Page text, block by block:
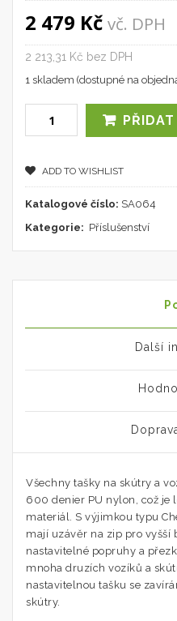
2 479 Kč vč. DPH
2 213,31 Kč bez DPH
1 skladem (dostupné na
ADD TO WISHLIST
Katalogové číslo: SA064
Kategorie: Příslušenství
Další
Všechny tašky na skútry a
600 denier PU nylon, což je
materiál. S výjimkou typu
mají uzávěr na zip pro vyšší
nastavitelné popruhy a
mnoha druzích vozíků a
nastavitelnou tašku se
skútry.